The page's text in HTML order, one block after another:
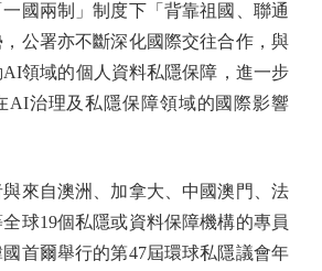
兩制」制度下「背靠祖國、聯通
公署亦不斷深化國際交往合作，與
領域的個人資料私隱保障，進一步
AI治理及私隱保障領域的國際影響
自澳洲、加拿大、中國澳門、法
球19個私隱或資料保障機構的專員
首爾舉行的第47屆環球私隱議會年